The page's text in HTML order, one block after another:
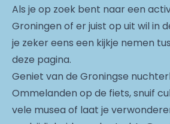
Als je op zoek bent naar een
Groningen of er juist op uit wil in
je zeker eens een kijkje nemen
deze pagina.
Geniet van de Groningse
Ommelanden op de fiets, snuif
vele musea of laat je